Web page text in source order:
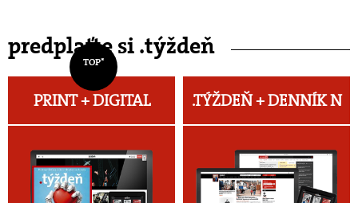
predplaťte si .týždeň
TOP*
PRINT + DIGITAL .TÝŽDEŇ +DENNÍK N